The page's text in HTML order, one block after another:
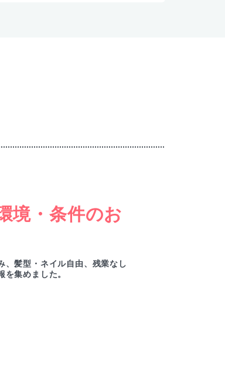
境・条件のお
、髪型・ネイル自由、残業なし
集めました。